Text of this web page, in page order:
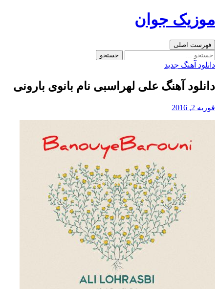
به
موزیک جوان
جست‌وجو
فهرست اصلی
جستجو
برای:
دانلود آهنگ جدید
دانلود آهنگ علی لهراسبی نام بانوی بارونی
فوریه 2, 2016